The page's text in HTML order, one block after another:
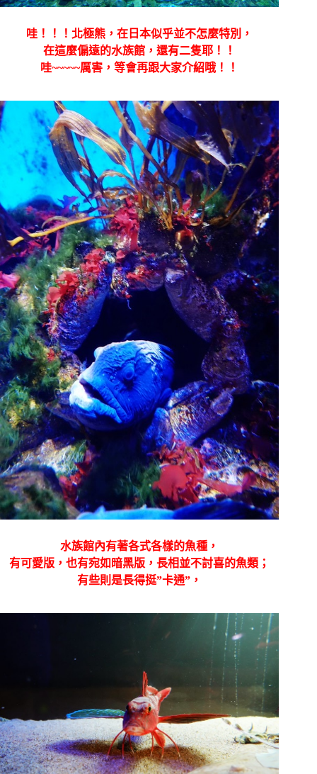
哇！！！北極熊，在日本似乎並不怎麼特別，
在這麼偏遠的水族館，還有二隻耶！！
哇~~~~~厲害，等會再跟大家介紹哦！！
水族館內有著各式各樣的魚種，
有可愛版，也有宛如暗黑版，長相並不討喜的魚類；
有些則是長得挺”卡通”，